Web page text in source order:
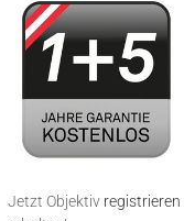
Jetzt Objektiv registrieren